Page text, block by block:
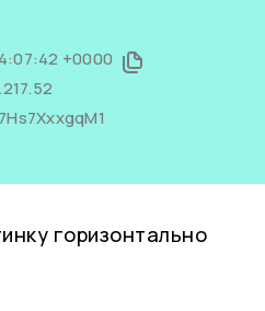
+0000
горизонтально